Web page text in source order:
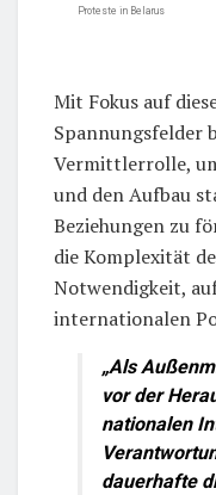
Proteste in Belarus
Mit Fokus auf
Spannungsfelder
Vermittlerrolle,
und den Aufbau
Beziehungen zu
die Komplexität
Notwendigkeit,
internationalen
„Als
vor der
nationalen
dauerhafte